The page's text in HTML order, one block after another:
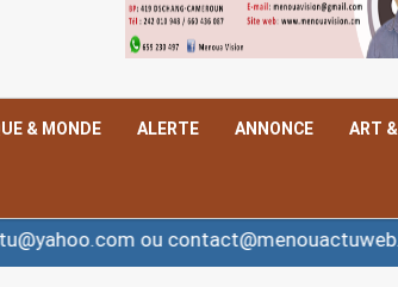
& MONDE ALERTE ANNONCE ART
ou contact@menouactuweb.com >>